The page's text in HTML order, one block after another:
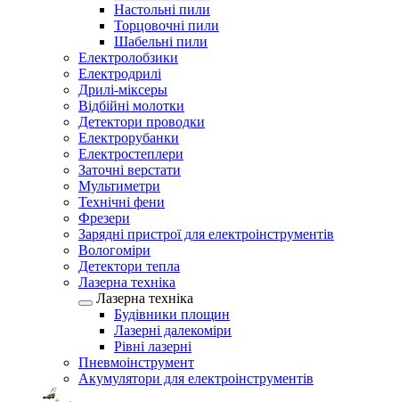
Настольні пили
Торцовочні пили
Шабельні пили
Електролобзики
Електродрилі
Дрилі-міксеры
Відбійні молотки
Детектори проводки
Електрорубанки
Електростеплери
Заточні верстати
Мультиметри
Технічні фени
Фрезери
Зарядні пристрої для електроінструментів
Вологоміри
Детектори тепла
Лазерна техніка
Лазерна техніка
Будівники площин
Лазерні далекоміри
Рівні лазерні
Пневмоінструмент
Акумулятори для електроінструментів